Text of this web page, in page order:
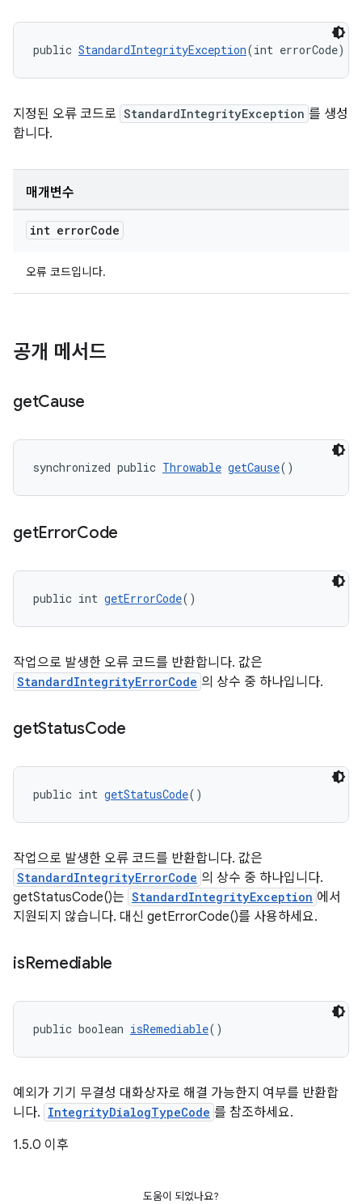
public StandardIntegrityException(int errorCode)
지정된 오류 코드로 StandardIntegrityException 를 생성
합니다.
매개변수
int errorCode
오류 코드입니다.
공개 메서드
getCause
synchronized public Throwable getCause()
getErrorCode
public int getErrorCode()
작업으로 발생한 오류 코드를 반환합니다. 값은
StandardIntegrityErrorCode 의 상수 중 하나입니다.
getStatusCode
public int getStatusCode()
작업으로 발생한 오류 코드를 반환합니다. 값은
StandardIntegrityErrorCode 의 상수 중 하나입니다.
getStatusCode()는 StandardIntegrityException 에서
지원되지 않습니다. 대신 getErrorCode()를 사용하세요.
isRemediable
public boolean isRemediable()
예외가 기기 무결성 대화상자로 해결 가능한지 여부를 반환합
니다. IntegrityDialogTypeCode 를 참조하세요.
1.5.0 이후
도움이 되었나요?